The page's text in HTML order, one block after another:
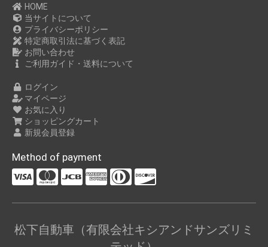
HOME
当サイトについて
プライバシーポリシー
特定商取引法に基づく表記
お問い合わせ
ご利用ガイド・送料について
ログイン
マイページ
お気に入り
ショッピングカート
新規会員登録
Method of payment
松下自動車（有限会社キシアンドサンズリミ